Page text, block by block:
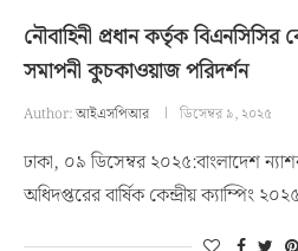
নৌবাহিনী প্রধান কর্তৃক বিএনসিসির
সমাপনী কুচকাওয়াজ পরিদর্শন
Author:আইএসপিআর ডিসেম্বর ৯, ২০২৫
ঢাকা, ০৯ ডিসেম্বর ২০২৫:বাংলাদেশ
অধিদপ্তরের বার্ষিক কেন্দ্রীয় ক্যাম্পিং